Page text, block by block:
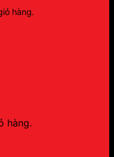
hàng.
hàng.